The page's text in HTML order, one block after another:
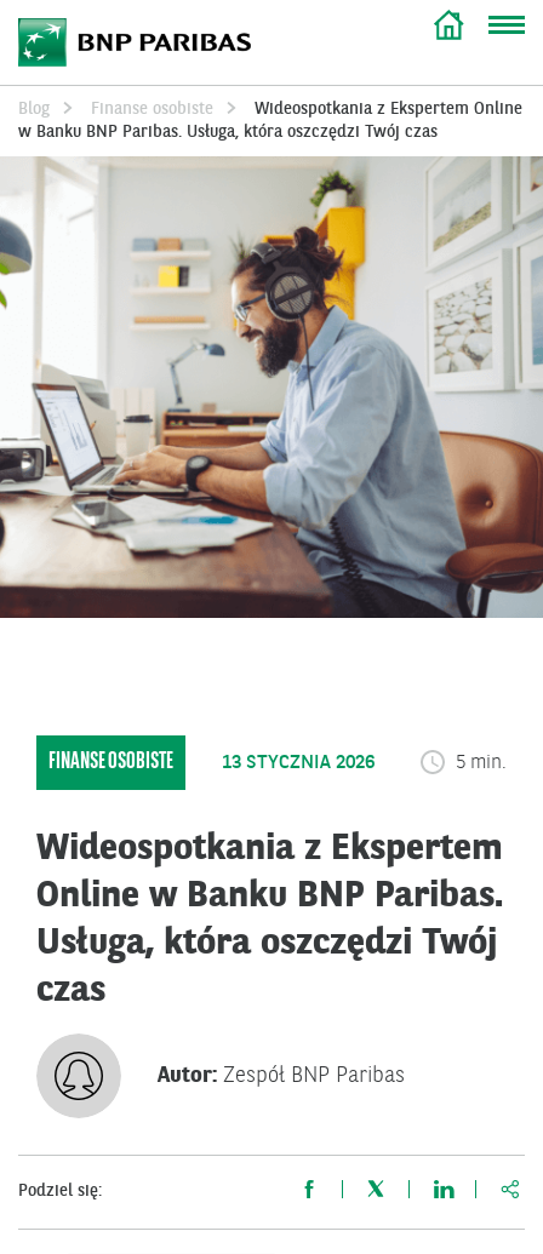
Blog Finanse osobiste
Wideospotkania z Ekspertem Online
w Banku BNP Paribas. Usługa, która oszczędzi Twój czas
FINANSE OSOBISTE 13 STYCZNIA 2026 5 min.
Wideospotkania z Ekspertem
Online w Banku BNP Paribas.
Usługa, która oszczędzi Twój
czas
Autor: Zespół BNP Paribas
Podziel się: